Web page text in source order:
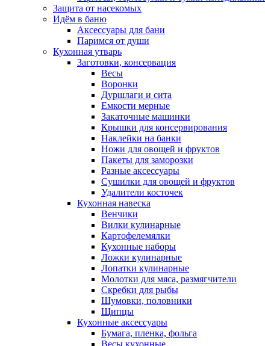
Защита от насекомых
Идём в баню
Аксессуары для бани
Паримся от души
Кухонная утварь
Заготовки, консервация
Весы
Воронки
Дуршлаги и сита
Емкости мерные
Закаточные машинки
Крышки для консервирования
Наклейки на банки
Ножи для овощей и фруктов
Пакеты для заморозки
Разные аксессуары
Сушилки для овощей и фруктов
Удалители косточек
Кухонная навеска
Венчики
Вилки кулинарные
Картофелемялки
Кухонные наборы
Ложки кулинарные
Лопатки кулинарные
Молотки для мяса, размягчители
Скребки для рыбы
Шумовки, половники
Щипцы
Кухонные аксессуары
Бумага, пленка, фольга
Весы кухонные